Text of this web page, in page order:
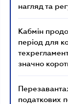
нагляд та
Кабмін
період для
значно
податкових